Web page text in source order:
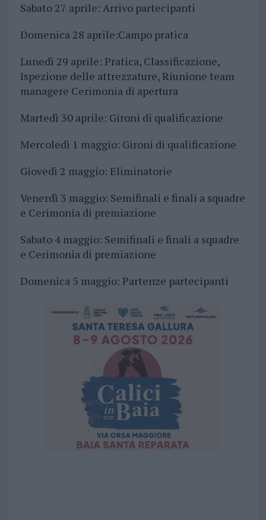
Sabato 27 aprile: Arrivo partecipanti
Domenica 28 aprile:Campo pratica
Lunedì 29 aprile: Pratica, Classificazione,
Ispezione delle attrezzature, Riunione team
managere Cerimonia di apertura
Martedì 30 aprile: Gironi di qualificazione
Mercoledì 1 maggio: Gironi di qualificazione
Giovedì 2 maggio: Eliminatorie
Venerdì 3 maggio: Semifinali e finali a squadre
e Cerimonia di premiazione
Sabato 4 maggio: Semifinali e finali a squadre
e Cerimonia di premiazione
Domenica 5 maggio: Partenze partecipanti